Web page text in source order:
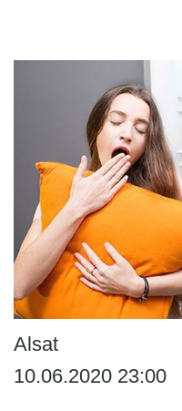
Alsat
10.06.2020 23:00